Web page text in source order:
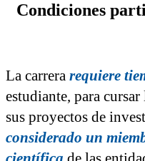
Condiciones
La carrera requiere
estudiante, para
sus proyectos de
considerado un